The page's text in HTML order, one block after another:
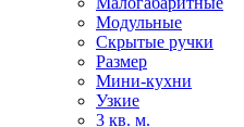
Модульные
Скрытые ручки
Размер
Мини-кухни
Узкие
3 кв. м.